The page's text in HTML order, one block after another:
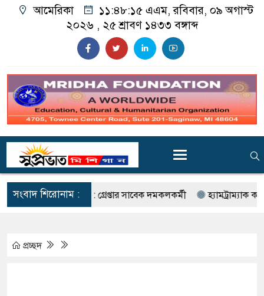
আমেরিকা ১১:৪৮:১৬ এএম, রবিবার, ০৯ অগাস্ট
২০২৬ , ২৫ শ্রাবণ ১৪৩৩ বঙ্গাব্দ
সংবাদ শিরোনাম :
ও চুরি : গ্রেপ্তার সাবেক দমকলকর্মী হ্যামট্রাম্যাক কাউন্সিলর
প্রচ্ছদ